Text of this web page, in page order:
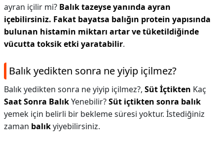
ayran içilir mi? Balık tazeyse yanında ayran
içebilirsiniz. Fakat bayatsa balığın protein yapısında
bulunan histamin miktarı artar ve tüketildiğinde
vücutta toksik etki yaratabilir.
Balık yedikten sonra ne yiyip içilmez?
Balık yedikten sonra ne yiyip içilmez?, Süt İçtikten Kaç
Saat Sonra BalıkYenebilir?Süt içtikten sonra balık
yemek için belirli bir bekleme süresi yoktur. İstediğiniz
zaman balıkyiyebilirsiniz.